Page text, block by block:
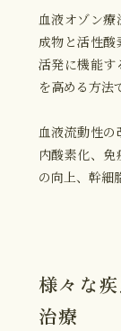
血液オゾン療
成物と活性
活発に機能す
を高める方法
血液流動性
内酸素化、
の向上、幹細
様々な
治療